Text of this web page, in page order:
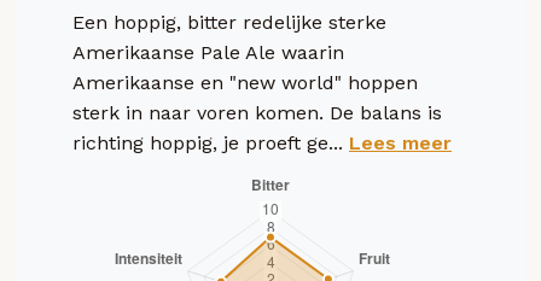
Een hoppig, bitter redelijke sterke
Amerikaanse Pale Ale waarin
Amerikaanse en "new world" hoppen
sterk in naar voren komen. De balans is
richting hoppig, je proeft ge... Lees meer